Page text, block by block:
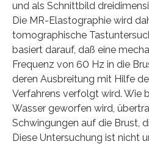
und als Schnittbild
Die MR-Elastographie wird
tomographische
basiert darauf, daß eine
Frequenz von 60 Hz in die
deren Ausbreitung mit Hilfe
Verfahrens verfolgt wird. Wie
Wasser geworfen wird,
Schwingungen auf die Brust,
Diese Untersuchung ist nicht